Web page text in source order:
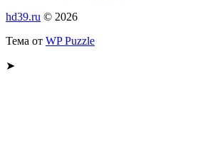
hd39.ru © 2026
Тема от WP Puzzle
➤